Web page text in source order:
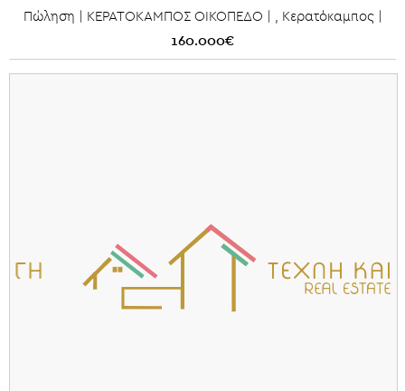
Πώληση | ΚΕΡΑΤΟΚΑΜΠΟΣ ΟΙΚΟΠΕΔΟ | , Κερατόκαμπος |
160.000€